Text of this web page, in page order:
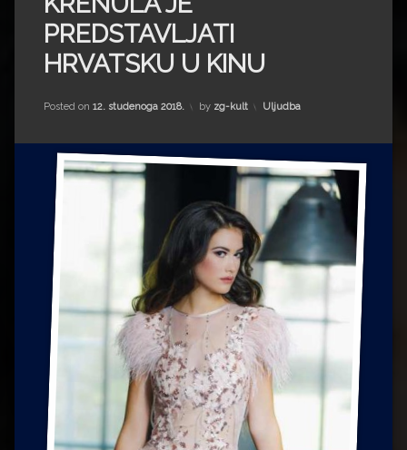
Impressum
Milenko Strižak
Drugi autori
Drugi autori
Željko Krznarić
Mario Lovreković
Miroslav Šantek
PREDSTAVLJATI
HRVATSKU U KINU
Posted on 12. studenoga 2018. by zg-kult Kategorije:
Uljudba